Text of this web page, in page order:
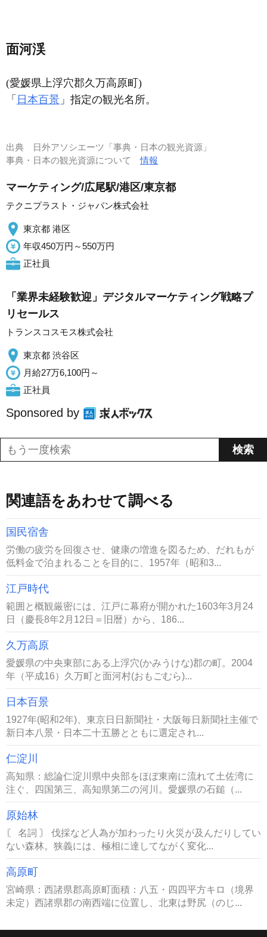
面河渓
(愛媛県上浮穴郡久万高原町)
「 日本百景 」指定の観光名所。
出典
日外アソシエーツ「事典・日本の観光資源」
事典・日本の観光資源について情報
マーケティング/広尾駅/港区/東京都
テクニプラスト・ジャパン株式会社
東京都 港区
年収450万円～550万円
正社員
「業界未経験歓迎」デジタルマーケティング戦略プ
リセールス
トランスコスモス株式会社
東京都 渋谷区
月給27万6,100円～
正社員
Sponsored by
関連語をあわせて調べる
国民宿舎
労働の疲労を回復させ、健康の増進を図るため、だれもが
低料金で泊まれることを目的に、1957年（昭和3...
江戸時代
範囲と概観厳密には、江戸に幕府が開かれた1603年3月24
日（慶長8年2月12日＝旧暦）から、186...
久万高原
愛媛県の中央東部にある上浮穴(かみうけな)郡の町。2004
年（平成16）久万町と面河村(おもごむら)...
日本百景
1927年(昭和2年)、東京日日新聞社・大阪毎日新聞社主催で
新日本八景・日本二十五勝とともに選定され...
仁淀川
高知県：総論仁淀川県中央部をほぼ東南に流れて土佐湾に
注ぐ、四国第三、高知県第二の河川。愛媛県の石鎚（...
原始林
〘 名詞 〙 伐採など人為が加わったり火災が及んだりしてい
ない森林。狭義には、極相に達してながく変化...
高原町
宮崎県：西諸県郡高原町面積：八五・四四平方キロ（境界
未定）西諸県郡の南西端に位置し、北東は野尻（のじ...